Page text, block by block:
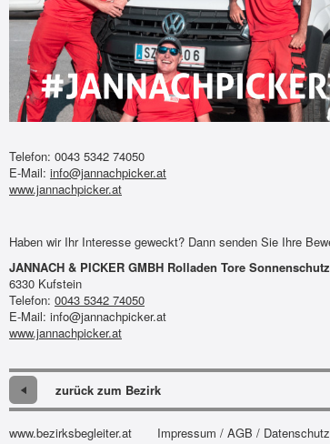
Telefon: 0043 5342 74050
E-Mail: info@jannachpicker.at
www.jannachpicker.at
Haben wir Ihr Interesse geweckt? Dann senden Sie Ihre
JANNACH & PICKER GMBH Rolladen Tore
6330 Kufstein
Telefon: 0043 5342 74050
E-Mail: info@jannachpicker.at
www.jannachpicker.at
zurück zum Bezirk
www.bezirksbegleiter.at Impressum / AGB / Datenschutz